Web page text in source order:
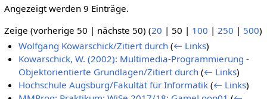
Angezeigt werden 9 Einträge.
Zeige (vorherige 50 | nächste 50) (20 | 50 | 100 | 250 | 500)
Wolfgang Kowarschick/Zitiert durch (← Links)
Kowarschick, W. (2002): Multimedia-Programmierung -
Objektorientierte Grundlagen/Zitiert durch (← Links)
Hochschule Augsburg/Fakultät für Informatik (← Links)